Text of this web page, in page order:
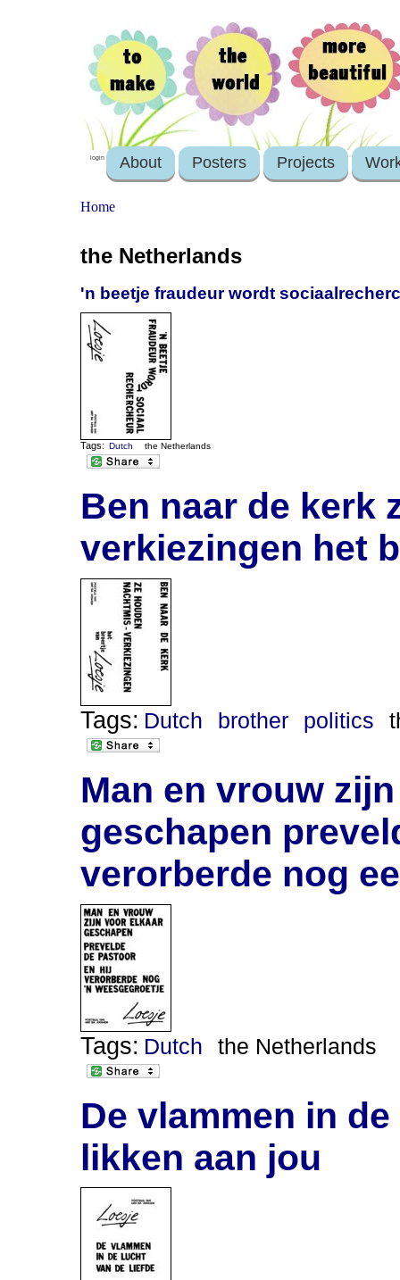
login About Posters Projects
Home
the Netherlands
'n beetje fraudeur wordt
Tags: Dutch the Netherlands
Ben naar de kerk
verkiezingen het
Tags: Dutch brother politics
Man en vrouw
geschapen
verorberde nog
Tags: Dutch the Netherlands
De vlammen in
likken aan jou